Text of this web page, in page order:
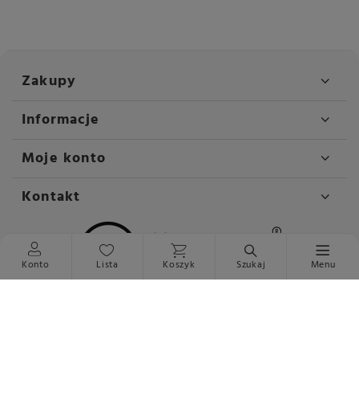
Zakupy
Informacje
Moje konto
Kontakt
Konto Lista Koszyk Szukaj Menu